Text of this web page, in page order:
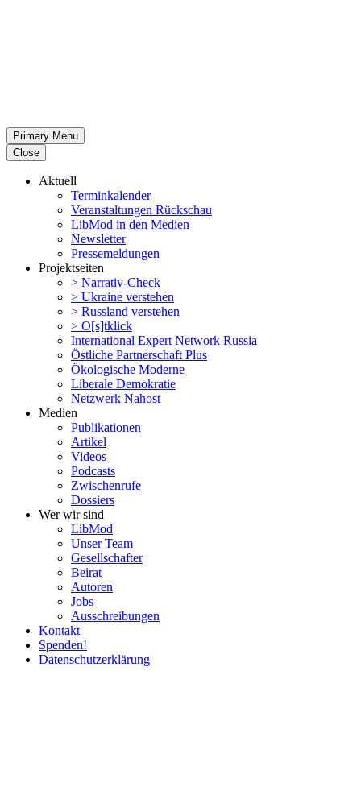
Primary Menu
Close
Aktuell
Termin­ka­lender
Veran­stal­tungen Rückschau
LibMod in den Medien
Newsletter
Presse­mel­dungen
Projekt­seiten
> Narrativ-Check
> Ukraine verstehen
> Russland verstehen
> O[s]tklick
Inter­na­tional Expert Network Russia
Östliche Partner­schaft Plus
Ökolo­gische Moderne
Liberale Demokratie
Netzwerk Nahost
Medien
Publi­ka­tionen
Artikel
Videos
Podcasts
Zwischenrufe
Dossiers
Wer wir sind
LibMod
Unser Team
Gesell­schafter
Beirat
Autoren
Jobs
Ausschrei­bungen
Kontakt
Spenden!
Daten­schutz­er­klärung